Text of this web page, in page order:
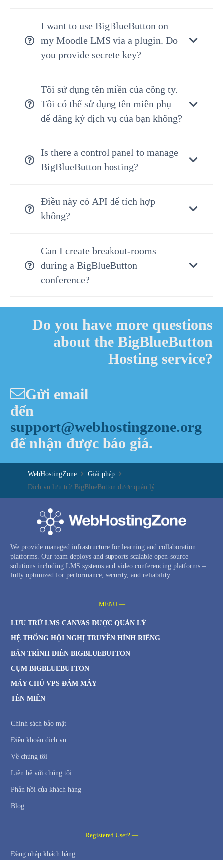
I want to use BigBlueButton on
my Moodle LMS via a plugin. Do
you provide secrete key?
Tôi sử dụng tên miền của công ty.
Tôi có thể sử dụng tên miền phụ
để đăng ký dịch vụ của bạn không?
Is there a control panel to manage
BigBlueButton hosting?
Điều này có API để tích hợp
không?
Can I create breakout-rooms
during a BigBlueButton
conference?
Do you have more questions
about the BigBlueButton
Hosting service?
Gửi email
đến
support@webhostingzone.org
để nhận được báo giá.
WebHostingZone
Giải pháp
Dịch vụ lưu trữ BigBlueButton được quản lý
We provide managed infrastructure for learning and collaboration
platforms. Our team deploys and supports scalable open-source
solutions including LMS systems and video conferencing platforms –
fully optimized for performance, security, and reliability.
MENU —
LƯU TRỮ LMS CANVAS ĐƯỢC QUẢN LÝ
HỆ THỐNG HỘI NGHỊ TRUYỀN HÌNH RIÊNG
BẢN TRÌNH DIỄN BIGBLUEBUTTON
CỤM BIGBLUEBUTTON
MÁY CHỦ VPS ĐÁM MÂY
TÊN MIỀN
Chính sách bảo mật
Điều khoản dịch vụ
Về chúng tôi
Liên hệ với chúng tôi
Phản hồi của khách hàng
Blog
Registered User? —
Đăng nhập khách hàng